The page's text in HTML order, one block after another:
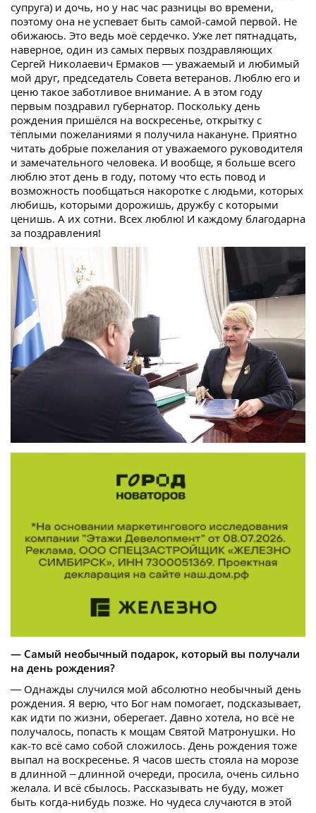
супруга) и дочь, но у нас час разницы во времени,
поэтому она не успевает быть самой-самой первой. Не
обижаюсь. Это ведь моё сердечко. Уже лет пятнадцать,
наверное, один из самых первых поздравляющих
Сергей Николаевич Ермаков — уважаемый и любимый
мой друг, председатель Совета ветеранов. Люблю его и
ценю такое заботливое внимание. А в этом году
первым поздравил губернатор. Поскольку день
рождения пришёлся на воскресенье, открытку с
тёплыми пожеланиями я получила накануне. Приятно
читать добрые пожелания от уважаемого руководителя
и замечательного человека. И вообще, я больше всего
люблю этот день в году, потому что есть повод и
возможность пообщаться накоротке с людьми, которых
любишь, которыми дорожишь, дружбу с которыми
ценишь. А их сотни. Всех люблю! И каждому благодарна
за поздравления!
— Самый необычный подарок, который вы получали
на день рождения?
— Однажды случился мой абсолютно необычный день
рождения. Я верю, что Бог нам помогает, подсказывает,
как идти по жизни, оберегает. Давно хотела, но всё не
получалось, попасть к мощам Святой Матронушки. Но
как-то всё само собой сложилось. День рождения тоже
выпал на воскресенье. Я часов шесть стояла на морозе
в длинной – длинной очереди, просила, очень сильно
желала. И всё сбылось. Рассказывать не буду, может
быть когда-нибудь позже. Но чудеса случаются в этой